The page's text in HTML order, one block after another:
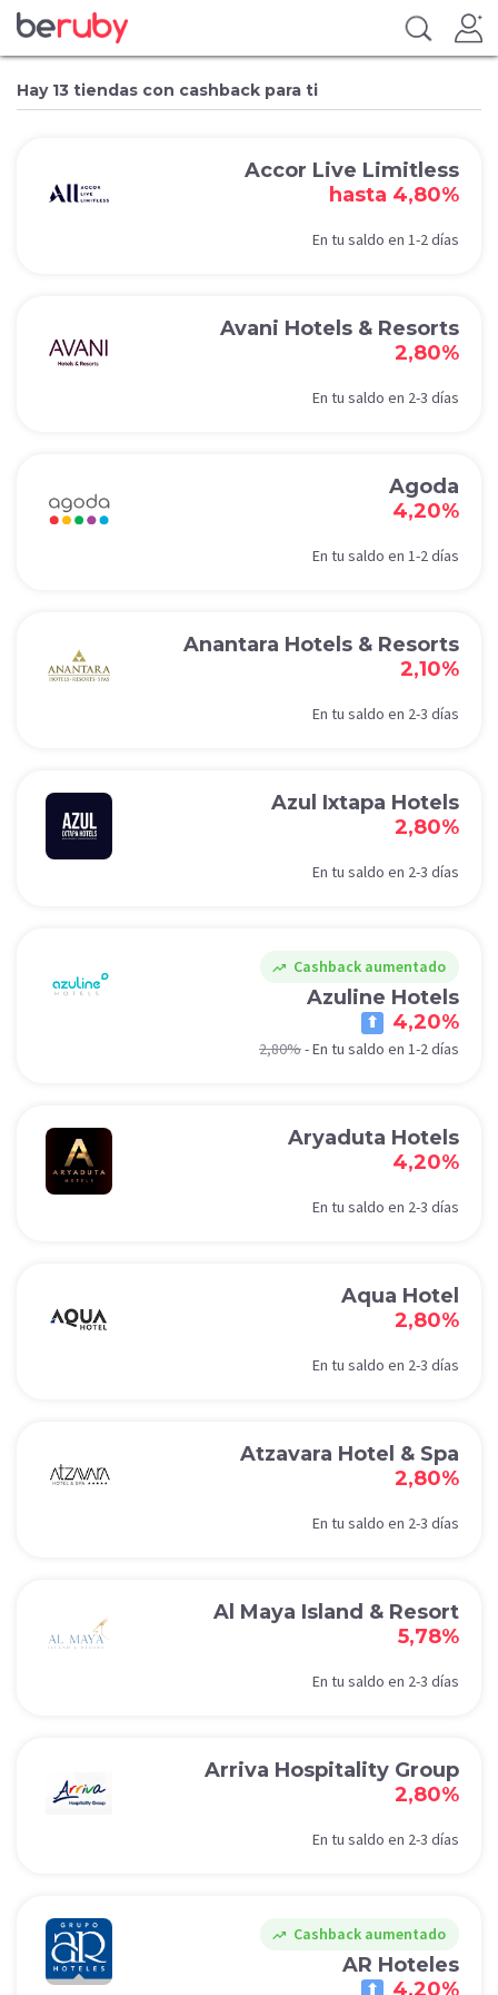
Hay 13 tiendas con cashback para ti
Accor Live Limitless
hasta 4,80%
En tu saldo en 1-2 días
Avani Hotels & Resorts
2,80%
En tu saldo en 2-3 días
Agoda
4,20%
En tu saldo en 1-2 días
Anantara Hotels & Resorts
2,10%
En tu saldo en 2-3 días
Azul Ixtapa Hotels
2,80%
En tu saldo en 2-3 días
trending_up Cashback aumentado
Azuline Hotels
4,20%
2,80%-En tu saldo en 1-2 días
Aryaduta Hotels
4,20%
En tu saldo en 2-3 días
Aqua Hotel
2,80%
En tu saldo en 2-3 días
Atzavara Hotel & Spa
2,80%
En tu saldo en 2-3 días
Al Maya Island & Resort
5,78%
En tu saldo en 2-3 días
Arriva Hospitality Group
2,80%
En tu saldo en 2-3 días
trending_up Cashback aumentado
AR Hoteles
4,20%